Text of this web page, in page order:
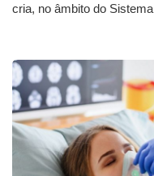
cria, no âmbito do